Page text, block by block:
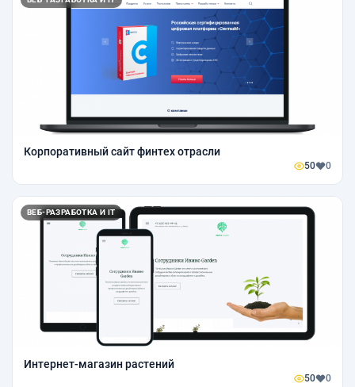
Корпоративный сайт финтех отрасли
50 0
ВЕБ-РАЗРАБОТКА И IT
Интернет-магазин растений
50 0